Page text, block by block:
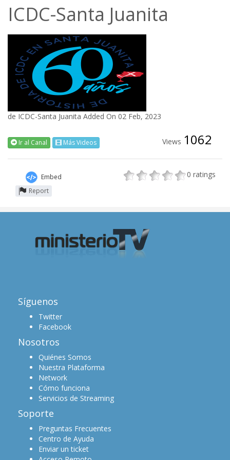
ICDC-Santa Juanita
de ICDC-Santa Juanita Added On 02 Feb, 2023
Ir al Canal Más Videos Views 1062
Embed
Report
0 ratings
Síguenos
Twitter
Facebook
Nosotros
Quiénes Somos
Nuestra Plataforma
Network
Cómo funciona
Servicios de Streaming
Soporte
Preguntas Frecuentes
Centro de Ayuda
Enviar un ticket